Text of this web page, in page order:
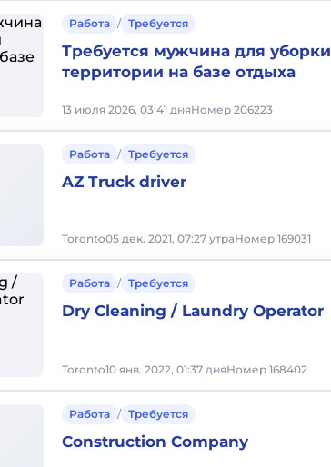
Работа / Требуется
Требуется мужчина для уборки
территории на базе отдыха
13 июля 2026, 03:41 дняНомер 206223
Работа / Требуется
AZ Truck driver
Toronto05 дек. 2021, 07:27 утраНомер 169031
Работа / Требуется
Dry Cleaning / Laundry Operator
Toronto10 янв. 2022, 01:37 дняНомер 168402
Работа / Требуется
Construction Company